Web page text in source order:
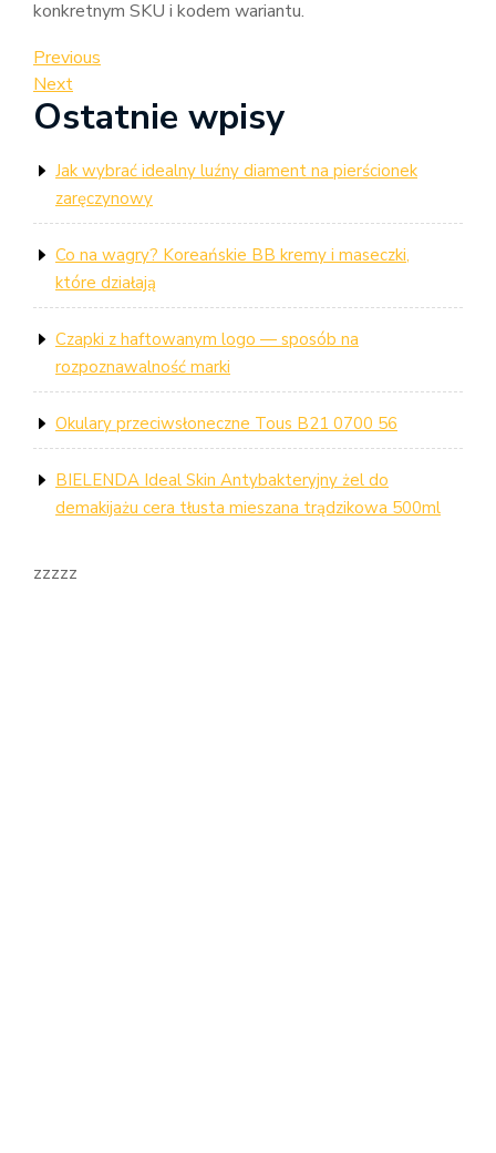
konkretnym SKU i kodem wariantu.
Nawigacja
wpisu
Previous
Post
Previous
Next
Post
Next
Ostatnie wpisy
Jak wybrać idealny luźny diament na pierścionek
zaręczynowy
Co na wagry? Koreańskie BB kremy i maseczki,
które działają
Czapki z haftowanym logo — sposób na
rozpoznawalność marki
Okulary przeciwsłoneczne Tous B21 0700 56
BIELENDA Ideal Skin Antybakteryjny żel do
demakijażu cera tłusta mieszana trądzikowa 500ml
zzzzz